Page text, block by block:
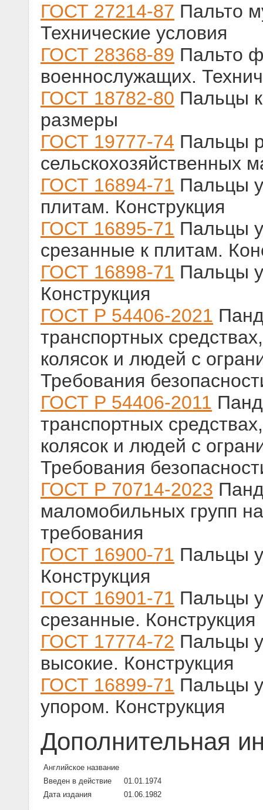
ГОСТ 27214-87 Пальто
Технические условия
ГОСТ 28368-89 Пальто
военнослужащих.
ГОСТ 18782-80 Пальцы
размеры
ГОСТ 19777-74 Пальцы
сельскохозяйственных
ГОСТ 16894-71 Пальцы
плитам. Конструкция
ГОСТ 16895-71 Пальцы
срезанные к плитам.
ГОСТ 16898-71 Пальцы
Конструкция
ГОСТ Р 54406-2021
транспортных
колясок и людей с
Требования
ГОСТ Р 54406-2011
транспортных
колясок и людей с
Требования
ГОСТ Р 70714-2023
маломобильных групп
требования
ГОСТ 16900-71 Пальцы
Конструкция
ГОСТ 16901-71 Пальцы
срезанные. Конструкция
ГОСТ 17774-72 Пальцы
высокие. Конструкция
ГОСТ 16899-71 Пальцы
упором. Конструкция
Дополнительная
Английское название
Введен в действие
01.01.1974
Дата издания
01.06.1982